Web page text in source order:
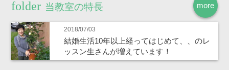
more
当教室の特長
2018/07/03
結婚生活10年以上経ってはじめて、、のレ
ッスン生さんが増えています！